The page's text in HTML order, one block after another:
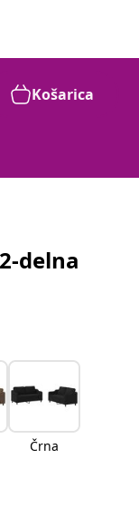
Košarica
delna
Črna